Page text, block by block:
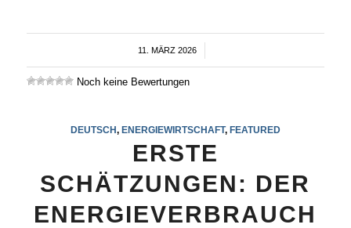
11. MÄRZ 2026
/
Noch keine Bewertungen
DEUTSCH, ENERGIEWIRTSCHAFT, FEATURED
ERSTE
SCHÄTZUNGEN: DER
ENERGIEVERBRAUCH